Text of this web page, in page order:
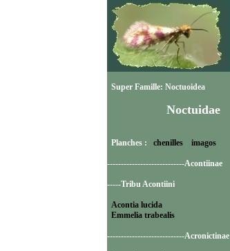
Super Famille: Noctuoidea
Noctuidae
Planches : chenilles imagos
----------------------------Acontiinae
-----Tribu Acontiini
Acontia lucida
Emmelia trabealis
----------------------------Acronictinae